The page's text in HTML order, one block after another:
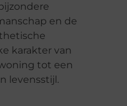
en de
karakter van
tot een
levensstijl.